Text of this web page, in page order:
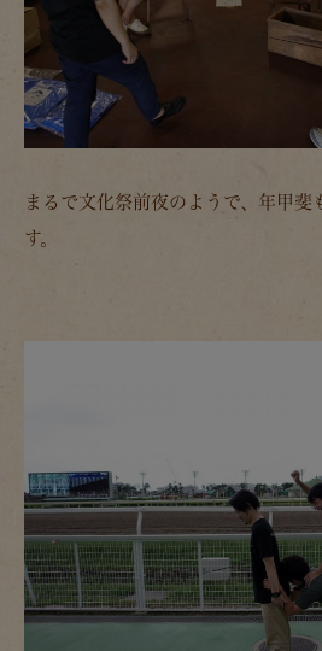
まるで文化祭前夜のようで、年甲斐
す。